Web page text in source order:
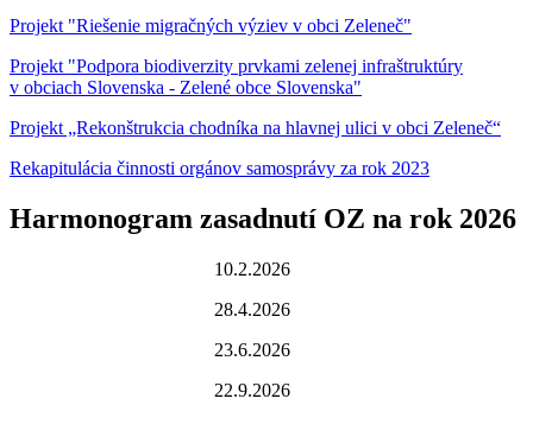
Projekt "Riešenie migračných výziev v obci Zeleneč"
Projekt "Podpora biodiverzity prvkami zelenej infraštruktúry
v obciach Slovenska - Zelené obce Slovenska"
Projekt „Rekonštrukcia chodníka na hlavnej ulici v obci Zeleneč“
Rekapitulácia činnosti orgánov samosprávy za rok 2023
Harmonogram zasadnutí OZ na rok 2026
10.2.2026
28.4.2026
23.6.2026
22.9.2026